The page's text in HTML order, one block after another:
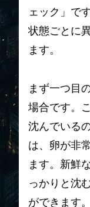
ェック」で
状態ごとに
ます。
まず一つ目
場合です。
沈んでいる
は、卵が非
ます。新鮮
っかりと沈
ができます。